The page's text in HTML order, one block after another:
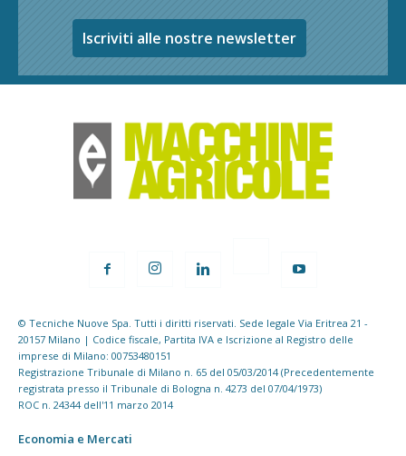
Iscriviti alle nostre newsletter
© Tecniche Nuove Spa. Tutti i diritti riservati. Sede legale Via Eritrea 21 -
20157 Milano | Codice fiscale, Partita IVA e Iscrizione al Registro delle
imprese di Milano: 00753480151
Registrazione Tribunale di Milano n. 65 del 05/03/2014 (Precedentemente
registrata presso il Tribunale di Bologna n. 4273 del 07/04/1973)
ROC n. 24344 dell'11 marzo 2014
Economia e Mercati